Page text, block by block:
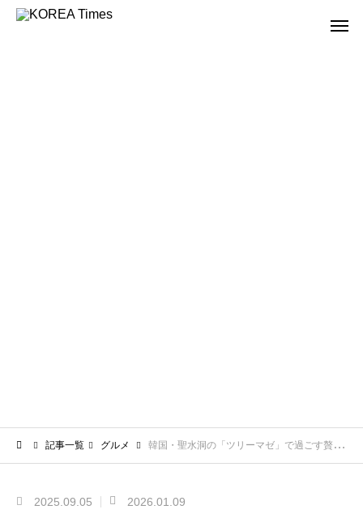
記事一覧 グルメ 韓国・聖水洞の「ツリーマゼ」で過ごす贅沢なライフスタイル
2025.09.05 2026.01.09